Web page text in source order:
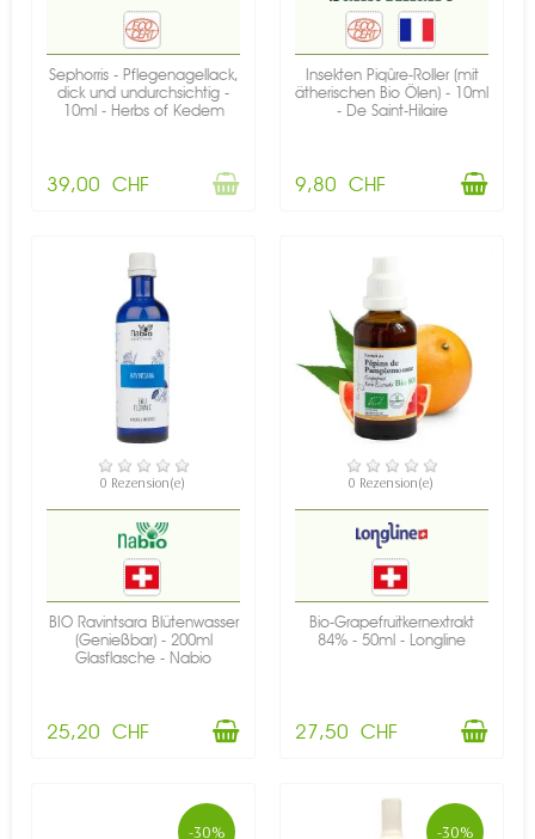
Sephorris - Pflegenagellack,
dick und undurchsichtig -
10ml - Herbs of Kedem
39,00 CHF
Insekten Piqûre-Roller (mit
ätherischen Bio Ölen) - 10ml
- De Saint-Hilaire
9,80 CHF
VERFÜGBAR
0 Rezension(e)
BIO Ravintsara Blütenwasser
(Genießbar) - 200ml
Glasflasche - Nabio
25,20 CHF
VERFÜGBAR
0 Rezension(e)
Bio-Grapefruitkernextrakt
84% - 50ml - Longline
27,50 CHF
-30% -30%